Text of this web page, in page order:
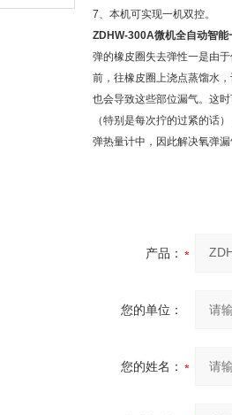
7、本机可实现一机双控。
ZDHW-300A微机全自动智能
弹的橡皮圈失去弹性一是由
前，往橡皮圈上浇点蒸馏水
也会导致这些部位漏气。这
（特别是每次拧的过紧的话
弹热量计中，因此解决氧弹
产品：
您的单位：
您的姓名：